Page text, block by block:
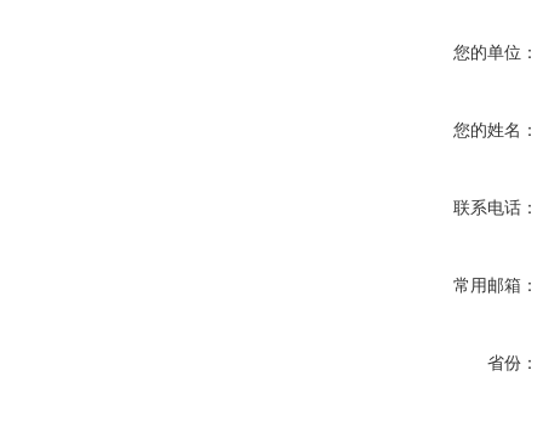
您的单位：
您的姓名：
联系电话：
常用邮箱：
省份：